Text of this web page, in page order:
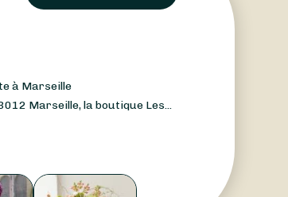
à Marseille
Marseille, la boutique Les...